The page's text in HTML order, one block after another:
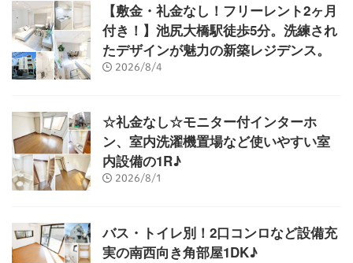
【敷金・礼金なし！フリーレント2ヶ月
付き！】池尻大橋駅徒歩5分。洗練され
たデザインが魅力の新築レジデンス。
2026/8/4
☆礼金なし☆モニター付インターホ
ン、室内洗濯機置場など使いやすい室
内設備の1R♪
2026/8/1
バス・トイレ別！2口コンロなど設備充
実の南西向き角部屋1DK♪